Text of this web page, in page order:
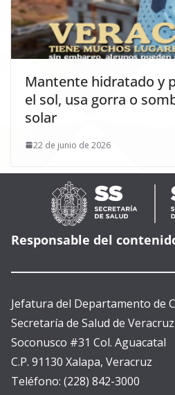
Mantente hidratado y
el sol, usa gorra o
solar
22 de junio de 2026
Responsable del
Jefatura del Departamento de
Secretaría de Salud de Veracruz
Soconusco #31 Col. Aguacatal
C.P. 91130 Xalapa, Veracruz
Teléfono: (228) 842-3000